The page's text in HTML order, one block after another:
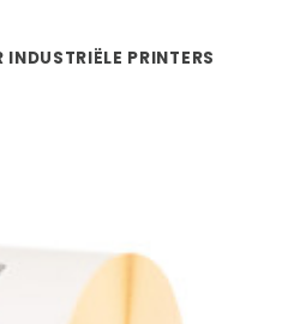
PRINTERS